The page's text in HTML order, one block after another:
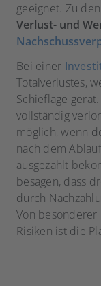
geeignet. Zu
Verlust- und
Bei einer
Totalverlustes,
Schieflage
vollständig
möglich, wenn
nach dem
ausgezahlt
besagen, dass
durch
Von
Risiken ist die